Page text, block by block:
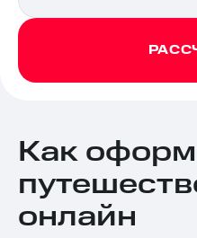
Как
онлайн